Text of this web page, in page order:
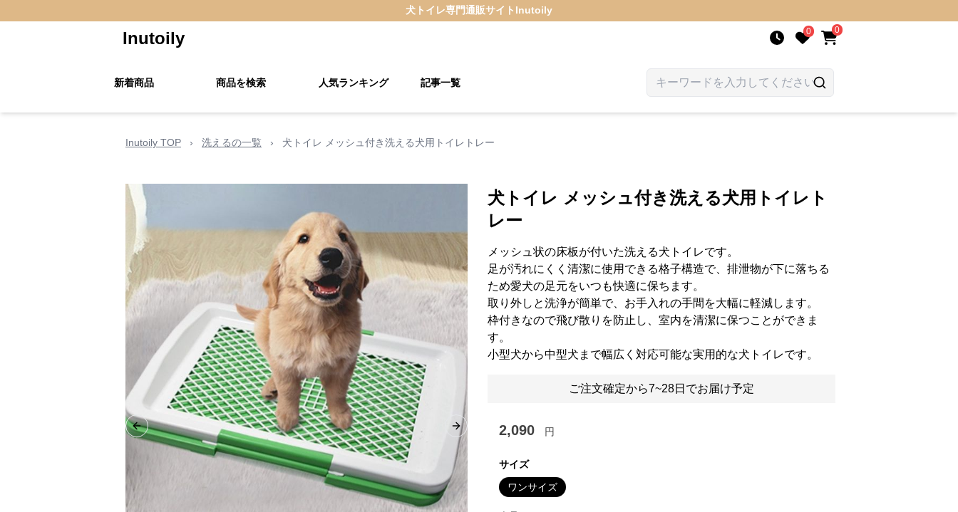
犬トイレ専門通販サイト Inutoily
Inutoily 0 0
新着商品 商品を検索 人気ランキング 記事一覧
Inutoily TOP › 洗えるの一覧 › 犬トイレ メッシュ付き洗える犬用トイレトレー
Previous slide Next slide
犬トイレ メッシュ付き洗える犬用トイレト
レー
メッシュ状の床板が付いた洗える犬トイレです。
足が汚れにくく清潔に使用できる格子構造で、排泄物が下に落ちる
ため愛犬の足元をいつも快適に保ちます。
取り外しと洗浄が簡単で、お手入れの手間を大幅に軽減します。
枠付きなので飛び散りを防止し、室内を清潔に保つことができま
す。
小型犬から中型犬まで幅広く対応可能な実用的な犬トイレです。
ご注文確定から7~28日でお届け予定
2,090 円
サイズ
ワンサイズ